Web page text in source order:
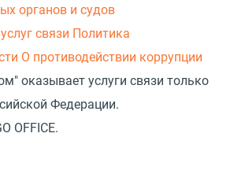
органов и судов
связи Политика
О противодействии коррупции
оказывает услуги связи только
Федерации.
OFFICE.